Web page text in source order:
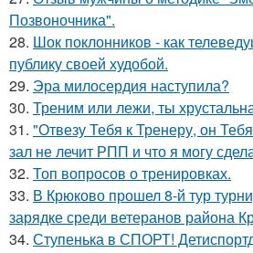
Позвоночника".
28. Шок поклонников - как
публику своей худобой.
29. Эра милосердия наступила?
30. Треним или лежи, ты
31. "Отвезу Тебя к Тренеру, он
зал не лечит РПП и что я могу
32. Топ вопросов о тренировках.
33. В Крюково прошел 8-й тур
зарядке среди ветеранов района
34. Ступенька в СПОРТ!